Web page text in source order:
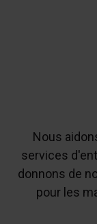
Nous
services
donnons de
pour les